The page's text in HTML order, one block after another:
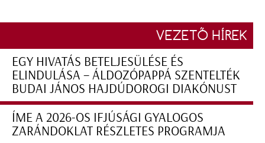
VEZETŐ HÍREK
EGY HIVATÁS BETELJESÜLÉSE ÉS
ELINDULÁSA – ÁLDOZÓPAPPÁ SZENTELTÉK
BUDAI JÁNOS HAJDÚDOROGI DIAKÓNUST
ÍME A 2026-OS IFJÚSÁGI GYALOGOS
ZARÁNDOKLAT RÉSZLETES PROGRAMJA